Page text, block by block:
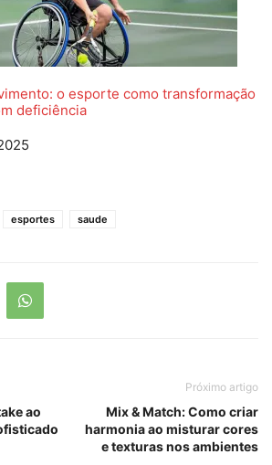
o esporte como transformação
deficiência
esportes saude
ao
Próximo artigo
Mix & Match: Como criar
harmonia ao misturar cores
e texturas nos ambientes